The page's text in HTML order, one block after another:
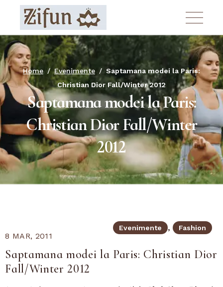
content
Home Evenimente
Saptamana modei la Paris:
Christian Dior Fall/Winter 2012
Saptamana modei la Paris:
Christian Dior Fall/Winter
2012
Evenimente Fashion
8 MAR, 2011
Saptamana modei la Paris: Christian Dior
Fall/Winter 2012